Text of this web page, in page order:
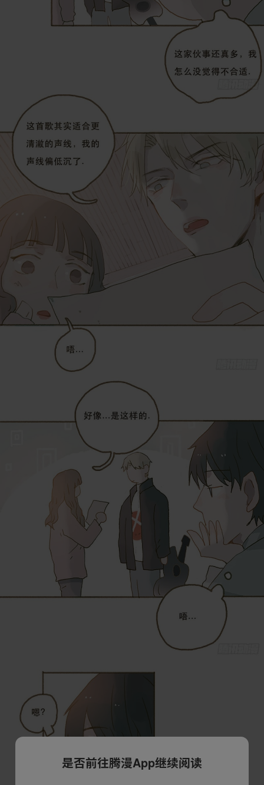
是否前往腾漫App继续阅读